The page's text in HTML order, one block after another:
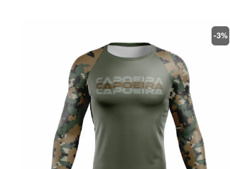
-3%